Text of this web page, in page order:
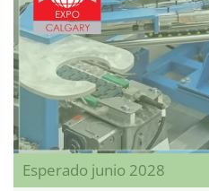
Esperado junio 2028